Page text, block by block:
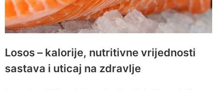
Losos – kalorije, nutritivne vrijednosti
sastava i uticaj na zdravlje